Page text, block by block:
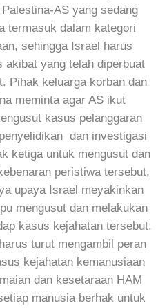
AS yang sedang
termasuk dalam kategori
sehingga Israel harus
akibat yang telah diperbuat
Pihak keluarga korban dan
meminta agar AS ikut
kasus pelanggaran
dan investigasi
ketiga untuk mengusut dan
peristiwa tersebut,
upaya Israel meyakinkan
mengusut dan melakukan
kasus kejahatan tersebut.
turut mengambil peran
kejahatan kemanusiaan
dan kesetaraan HAM
manusia berhak untuk